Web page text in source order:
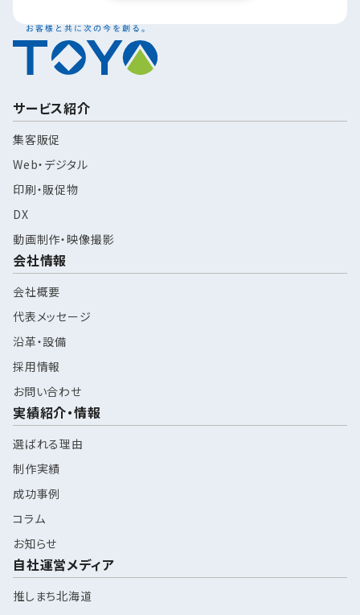
サービス紹介
集客販促
Web・デジタル
印刷・販促物
DX
動画制作・映像撮影
会社情報
会社概要
代表メッセージ
沿革・設備
採用情報
お問い合わせ
実績紹介・情報
選ばれる理由
制作実績
成功事例
コラム
お知らせ
自社運営メディア
推しまち北海道